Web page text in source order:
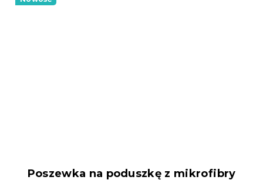
Poszewka na poduszkę z mikrofibry